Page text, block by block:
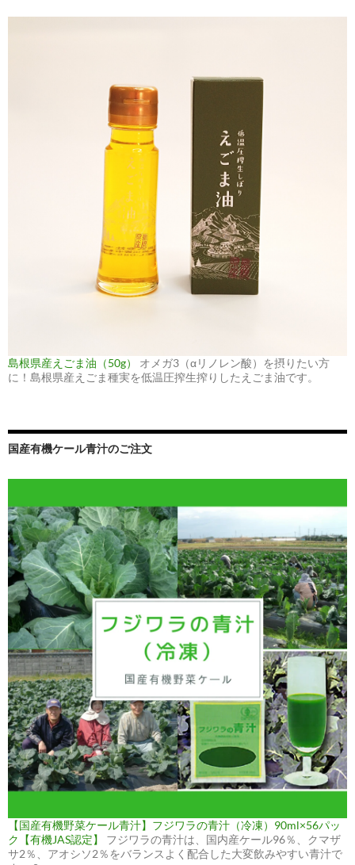
島根県産えごま油（50g）
オメガ3（αリノレン酸）を摂りたい方
に！島根県産えごま種実を低温圧搾生搾りしたえごま油です。
国産有機ケール青汁のご注文
【国産有機野菜ケール青汁】フジワラの青汁（冷凍）90ml×56パッ
ク【有機JAS認定】
フジワラの青汁は、国内産ケール96％、クマザ
サ2％、アオシソ2％をバランスよく配合した大変飲みやすい青汁で